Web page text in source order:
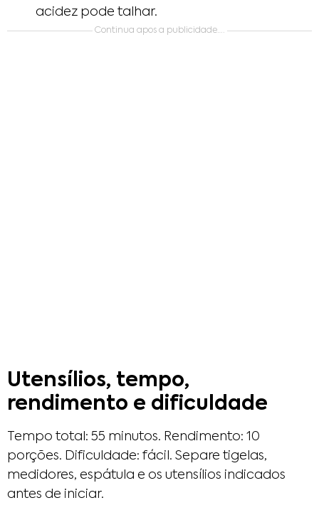
acidez pode talhar.
Continua apos a publicidade….
Utensílios, tempo,
rendimento e dificuldade
Tempo total: 55 minutos. Rendimento: 10
porções. Dificuldade: fácil. Separe tigelas,
medidores, espátula e os utensílios indicados
antes de iniciar.